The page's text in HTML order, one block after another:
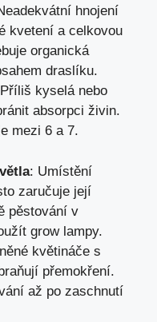
hnojení
kvetení a celkovou
organická
draslíku.
kyselá nebo
absorpci živin.
mezi 6 a 7.
: Umístění
zaručuje její
pěstování v
grow lampy.
květináče s
přemokření.
až po zaschnutí